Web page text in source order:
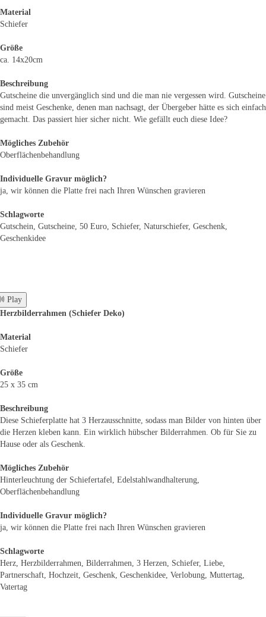
Material
Schiefer
Größe
ca. 14x20cm
Beschreibung
Gutscheine die unvergänglich sind und die man nie vergessen wird. Gutscheine
sind meist Geschenke, denen man nachsagt, der Übergeber hätte es sich einfach
gemacht. Das passiert hier sicher nicht. Wie gefällt euch diese Idee?
Mögliches Zubehör
Oberflächenbehandlung
Individuelle Gravur möglich?
ja, wir können die Platte frei nach Ihren Wünschen gravieren
Schlagworte
Gutschein, Gutscheine, 50 Euro, Schiefer, Naturschiefer, Geschenk,
Geschenkidee
Play
Herzbilderrahmen (Schiefer Deko)
Material
Schiefer
Größe
25 x 35 cm
Beschreibung
Diese Schieferplatte hat 3 Herzausschnitte, sodass man Bilder von hinten über
die Herzen kleben kann. Ein wirklich hübscher Bilderrahmen. Ob für Sie zu
Hause oder als Geschenk.
Mögliches Zubehör
Hinterleuchtung der Schiefertafel, Edelstahlwandhalterung,
Oberflächenbehandlung
Individuelle Gravur möglich?
ja, wir können die Platte frei nach Ihren Wünschen gravieren
Schlagworte
Herz, Herzbilderrahmen, Bilderrahmen, 3 Herzen, Schiefer, Liebe,
Partnerschaft, Hochzeit, Geschenk, Geschenkidee, Verlobung, Muttertag,
Vatertag